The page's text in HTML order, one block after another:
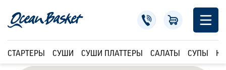
СТАРТЕРЫ СУШИ СУШИ ПЛАТТЕРЫ САЛАТЫ СУПЫ